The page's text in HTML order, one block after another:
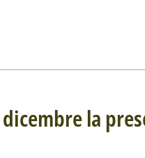
la
. Pubblicata mercoledì 11 dicembre 2024